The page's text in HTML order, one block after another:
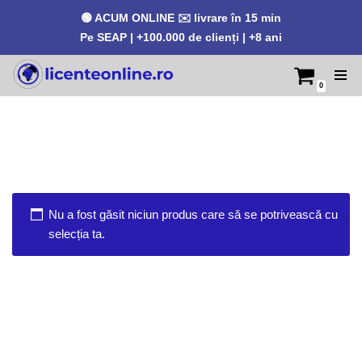
🟢 ACUM ONLINE ✉️ livrare în 15 min
Pe SEAP | +100.000 de clienți | +8 ani
Sari
0
Nu a fost găsit niciun produs care să se potrivească cu
selecția ta.